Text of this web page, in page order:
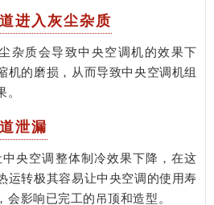
进入灰尘杂质
质会导致中央空调机的效果下
机的磨损，从而导致中央空调机组
泄漏
央空调整体制冷效果下降，在这
运转极其容易让中央空调的使用寿
影响已完工的吊顶和造型。